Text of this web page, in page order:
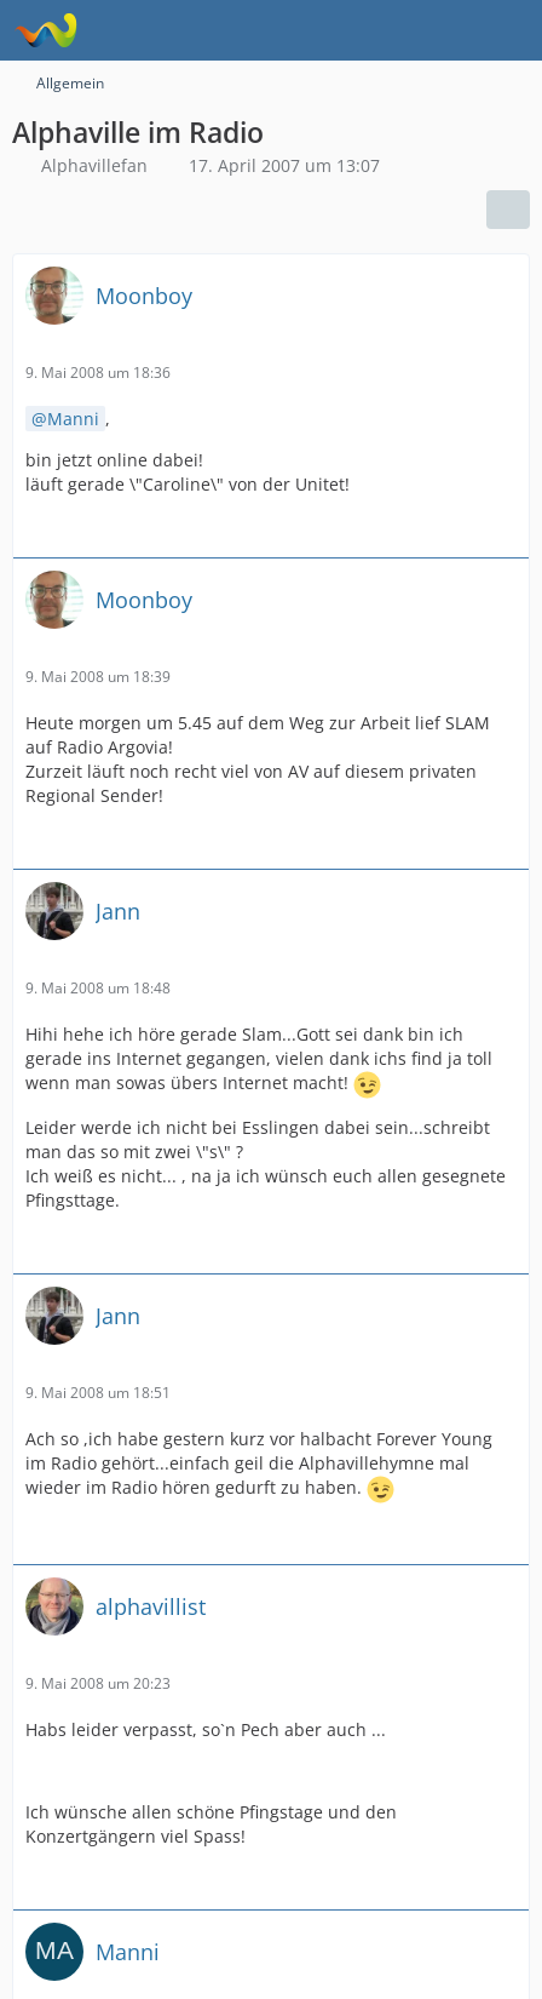
Allgemein
Alphaville im Radio
Alphavillefan 17. April 2007 um 13:07
Moonboy
9. Mai 2008 um 18:36
Manni ,
bin jetzt online dabei!
läuft gerade \"Caroline\" von der Unitet!
Moonboy
9. Mai 2008 um 18:39
Heute morgen um 5.45 auf dem Weg zur Arbeit lief SLAM
auf Radio Argovia!
Zurzeit läuft noch recht viel von AV auf diesem privaten
Regional Sender!
Jann
9. Mai 2008 um 18:48
Hihi hehe ich höre gerade Slam...Gott sei dank bin ich
gerade ins Internet gegangen, vielen dank ichs find ja toll
wenn man sowas übers Internet macht!
Leider werde ich nicht bei Esslingen dabei sein...schreibt
man das so mit zwei \"s\" ?
Ich weiß es nicht... , na ja ich wünsch euch allen gesegnete
Pfingsttage.
Jann
9. Mai 2008 um 18:51
Ach so ,ich habe gestern kurz vor halbacht Forever Young
im Radio gehört...einfach geil die Alphavillehymne mal
wieder im Radio hören gedurft zu haben.
alphavillist
9. Mai 2008 um 20:23
Habs leider verpasst, so`n Pech aber auch ...
Ich wünsche allen schöne Pfingstage und den
Konzertgängern viel Spass!
Manni